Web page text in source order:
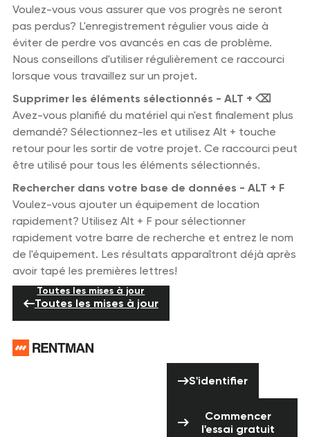
Voulez-vous vous assurer que vos progrès ne seront
pas perdus? L'enregistrement régulier vous aide à
éviter de perdre vos avancés en cas de problème.
Nous conseillons d'utiliser régulièrement ce raccourci
lorsque vous travaillez sur un projet.
Supprimer les éléments sélectionnés - ALT + ⌫
Avez-vous planifié du matériel qui n'est finalement plus
demandé? Sélectionnez-les et utilisez Alt + touche
retour pour les sortir de votre projet. Ce raccourci peut
être utilisé pour tous les éléments sélectionnés.
Rechercher dans votre base de données - ALT + F
Voulez-vous ajouter un équipement de location
rapidement? Utilisez Alt + F pour sélectionner
rapidement votre barre de recherche et entrez le nom
de l'équipement. Les résultats apparaîtront déjà après
avoir tapé les premières lettres!
Toutes les mises à jour
Toutes les mises à jour
S'identifier
Commencer
l'essai gratuit